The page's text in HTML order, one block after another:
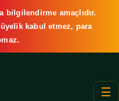
bilgilendirme amaçlıdır.
kabul etmez, para
☰